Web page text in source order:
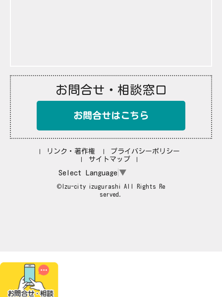
お問合せ・相談窓口
お問合せはこちら
リンク・著作権
プライバシーポリシー
サイトマップ
Select Language ▼
©Izu-city izugurashi All Rights Re
served.